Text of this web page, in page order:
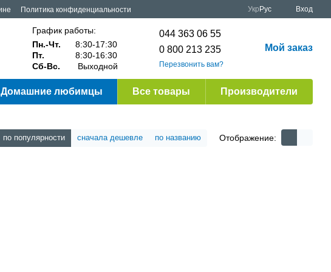
Политика конфиденциальности
Укр Рус Вход
График работы:
Пн.-Чт.
8:30-17:30
Пт.
8:30-16:30
Сб-Вс.
Выходной
044 363 06 55
0 800 213 235
Перезвонить вам?
Мой заказ
Домашние любимцы Все товары Производители
по популярности сначала дешевле по названию Отображение: